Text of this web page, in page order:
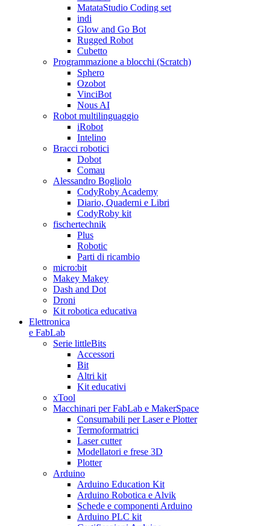
MatataStudio Coding set
indi
Glow and Go Bot
Rugged Robot
Cubetto
Programmazione a blocchi (Scratch)
Sphero
Ozobot
VinciBot
Nous AI
Robot multilinguaggio
iRobot
Intelino
Bracci robotici
Dobot
Comau
Alessandro Bogliolo
CodyRoby Academy
Diario, Quaderni e Libri
CodyRoby kit
fischertechnik
Plus
Robotic
Parti di ricambio
micro:bit
Makey Makey
Dash and Dot
Droni
Kit robotica educativa
Elettronica
e FabLab
Serie littleBits
Accessori
Bit
Altri kit
Kit educativi
xTool
Macchinari per FabLab e MakerSpace
Consumabili per Laser e Plotter
Termoformatrici
Laser cutter
Modellatori e frese 3D
Plotter
Arduino
Arduino Education Kit
Arduino Robotica e Alvik
Schede e componenti Arduino
Arduino PLC kit